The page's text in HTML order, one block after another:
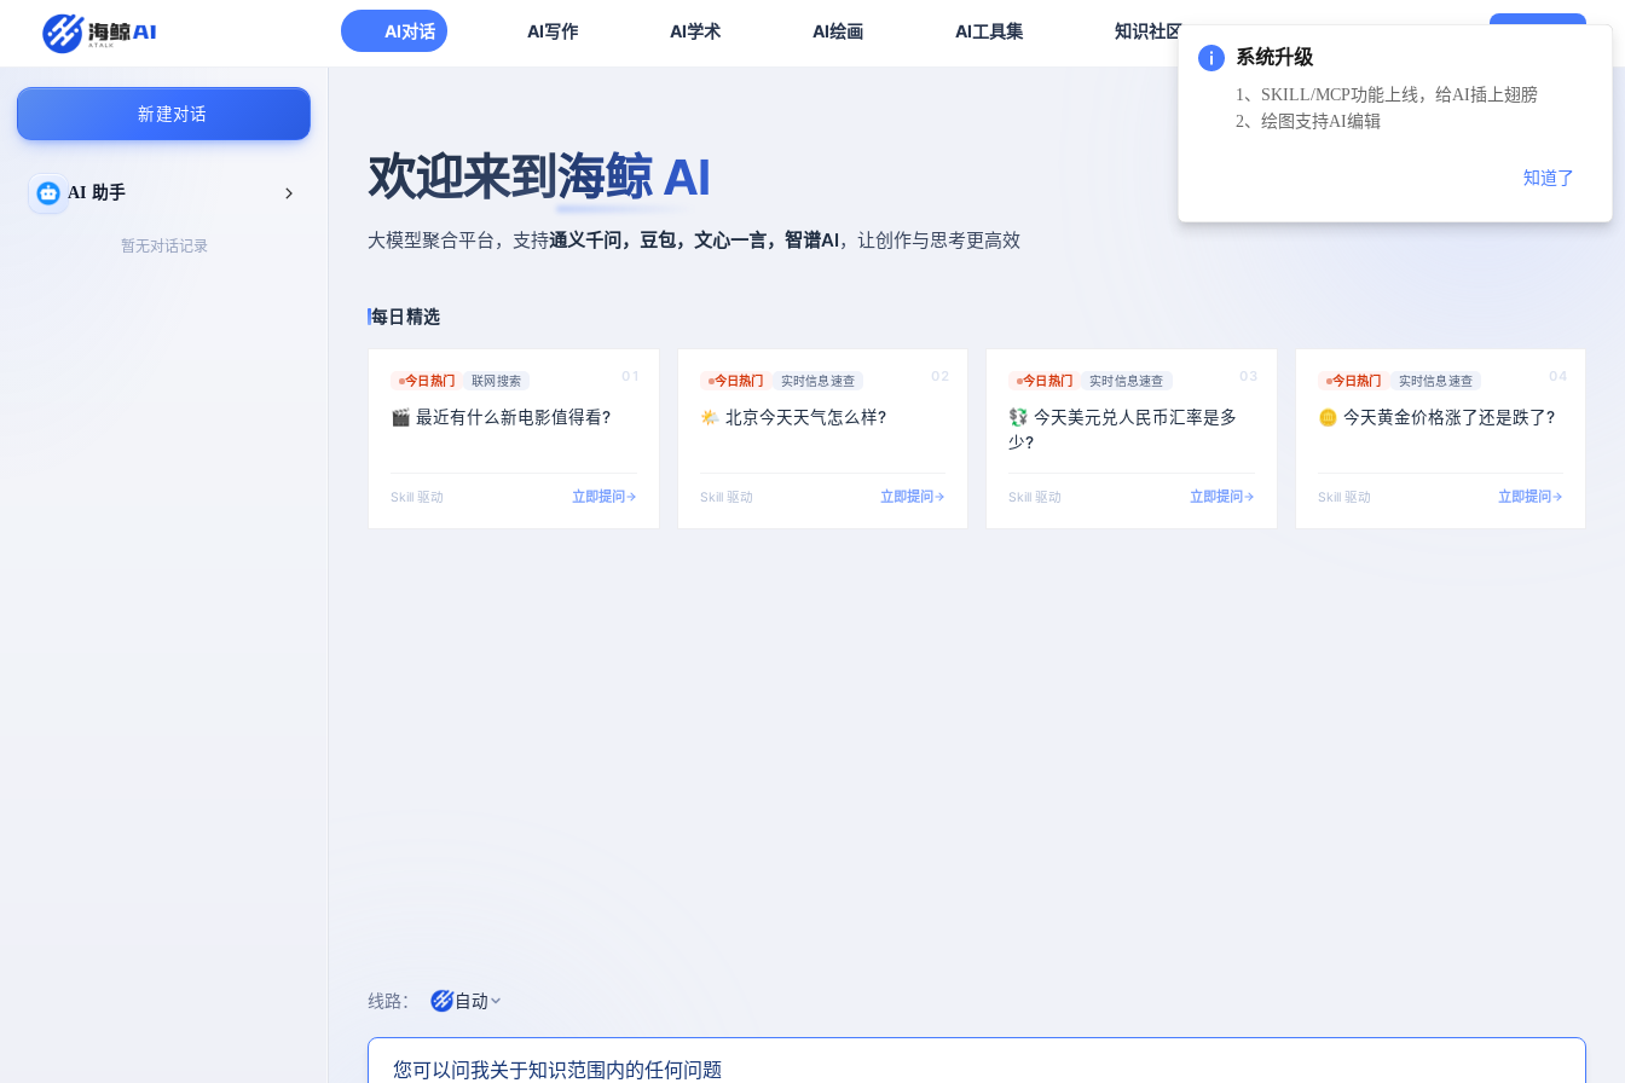
AI对话 AI写作 AI学术 AI绘画 AI工具集 知识社区
新建对话
AI 助手
暂无对话记录
欢迎来到海鲸 AI
大模型聚合平台，支持通义千问，豆包，文心一言，智谱AI，让创作与思考更高效
每日精选
01
今日热门 联网搜索
🎬 最近有什么新电影值得看?
Skill 驱动 立即提问
02
今日热门 实时信息速查
🌤️ 北京今天天气怎么样?
Skill 驱动 立即提问
03
今日热门 实时信息速查
💱 今天美元兑人民币汇率是多
少?
Skill 驱动 立即提问
04
今日热门 实时信息速查
🪙 今天黄金价格涨了还是跌了?
Skill 驱动 立即提问
线路： 自动
系统升级
1、SKILL/MCP功能上线，给AI插上翅膀
2、绘图支持AI编辑
知道了